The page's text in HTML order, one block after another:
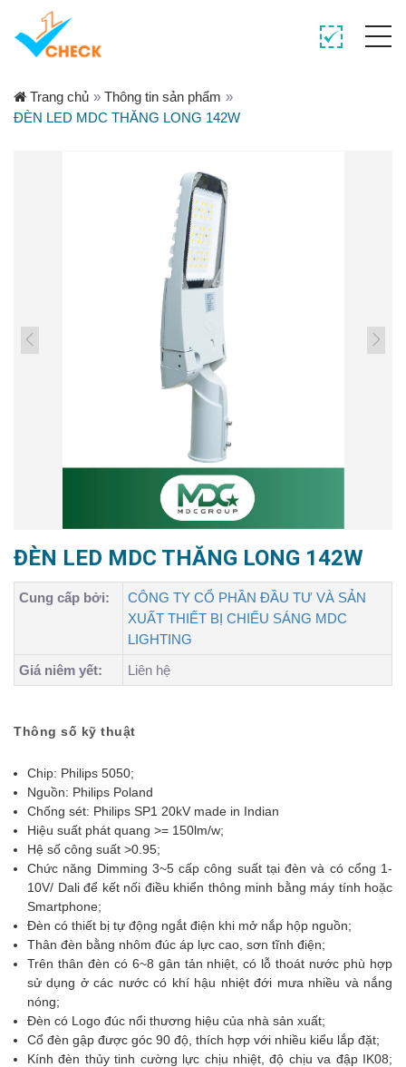
Trang chủ » Thông tin sản phẩm »
ĐÈN LED MDC THĂNG LONG 142W
ĐÈN LED MDC THĂNG LONG 142W
Cung cấp bởi:
CÔNG TY CỔ PHẦN ĐẦU TƯ VÀ SẢN
XUẤT THIẾT BỊ CHIẾU SÁNG MDC
LIGHTING
Giá niêm yết:
Liên hệ
Thông số kỹ thuật
Chip: Philips 5050;
Nguồn: Philips Poland
Chống sét: Philips SP1 20kV made in Indian
Hiệu suất phát quang >= 150lm/w;
Hệ số công suất >0.95;
Chức năng Dimming 3~5 cấp công suất tại đèn và có cổng 1-
10V/ Dali để kết nối điều khiển thông minh bằng máy tính hoặc
Smartphone;
Đèn có thiết bị tự động ngắt điện khi mở nắp hộp nguồn;
Thân đèn bằng nhôm đúc áp lực cao, sơn tĩnh điện;
Trên thân đèn có 6~8 gân tản nhiệt, có lỗ thoát nước phù hợp
sử dụng ở các nước có khí hậu nhiệt đới mưa nhiều và nắng
nóng;
Đèn có Logo đúc nổi thương hiệu của nhà sản xuất;
Cổ đèn gập được góc 90 độ, thích hợp với nhiều kiểu lắp đặt;
Kính đèn thủy tinh cường lực chịu nhiệt, độ chịu va đập IK08;